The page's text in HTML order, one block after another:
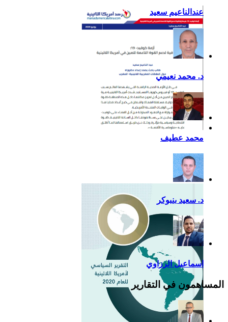
إضافية لدعم القوة الناعمة
للصين في أمريكا اللاتينية
عندالناعيم سعيد
د. محمد نعيمي
محمد عطيف
د. سعيد بنبوكر
اسماعيل الرزاوي
المساهمون في التقارير